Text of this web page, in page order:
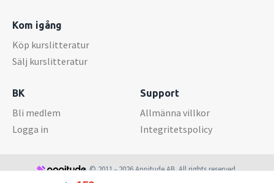
Kom igång
Köp kurslitteratur
Sälj kurslitteratur
BK
Bli medlem
Logga in
Support
Allmänna villkor
Integritetspolicy
© 2011 - 2026 Appitude AB. All rights reserved.